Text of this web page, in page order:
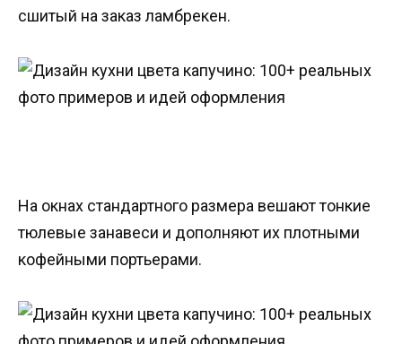
сшитый на заказ ламбрекен.
На окнах стандартного размера вешают тонкие
тюлевые занавеси и дополняют их плотными
кофейными портьерами.